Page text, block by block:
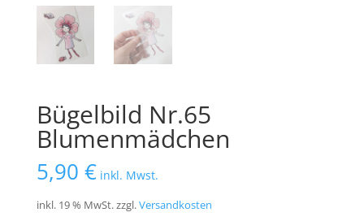
Bügelbild Nr.65
Blumenmädchen
5,90 € inkl. Mwst.
inkl. 19 % MwSt.zzgl.Versandkosten